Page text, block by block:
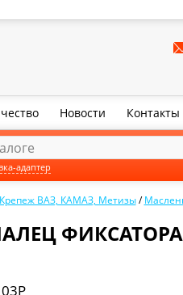
Новости Контакты
Крепеж ВАЗ, КАМАЗ, Метизы /
ФИКСАТОРА
адаптер